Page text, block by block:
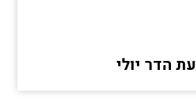
עת הדר יולי